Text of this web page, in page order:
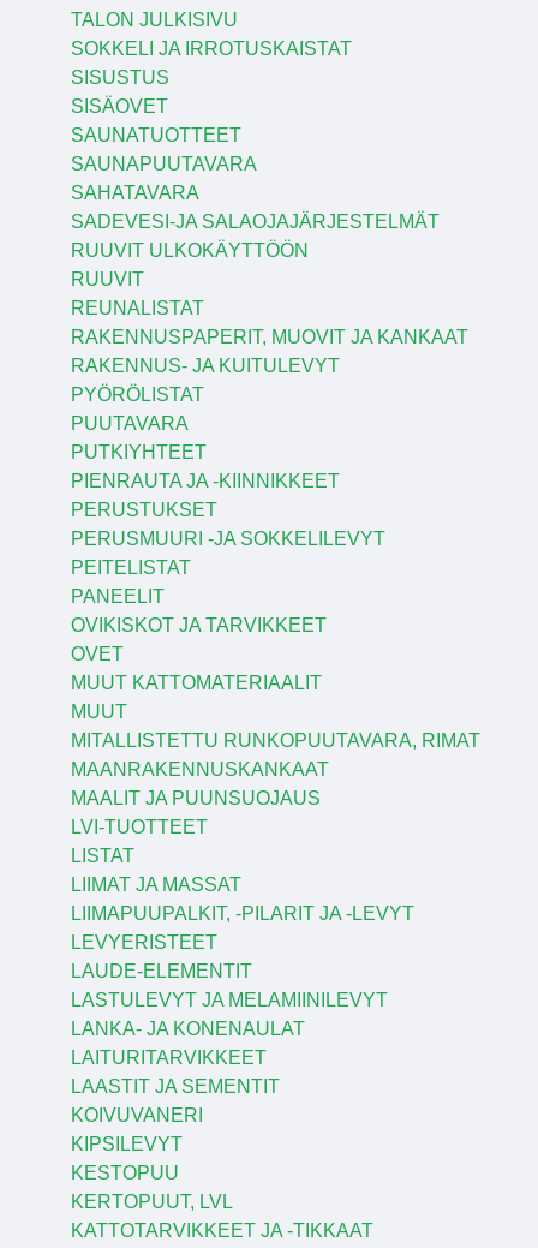
TALON JULKISIVU
SOKKELI JA IRROTUSKAISTAT
SISUSTUS
SISÄOVET
SAUNATUOTTEET
SAUNAPUUTAVARA
SAHATAVARA
SADEVESI-JA SALAOJAJÄRJESTELMÄT
RUUVIT ULKOKÄYTTÖÖN
RUUVIT
REUNALISTAT
RAKENNUSPAPERIT, MUOVIT JA KANKAAT
RAKENNUS- JA KUITULEVYT
PYÖRÖLISTAT
PUUTAVARA
PUTKIYHTEET
PIENRAUTA JA -KIINNIKKEET
PERUSTUKSET
PERUSMUURI -JA SOKKELILEVYT
PEITELISTAT
PANEELIT
OVIKISKOT JA TARVIKKEET
OVET
MUUT KATTOMATERIAALIT
MUUT
MITALLISTETTU RUNKOPUUTAVARA, RIMAT
MAANRAKENNUSKANKAAT
MAALIT JA PUUNSUOJAUS
LVI-TUOTTEET
LISTAT
LIIMAT JA MASSAT
LIIMAPUUPALKIT, -PILARIT JA -LEVYT
LEVYERISTEET
LAUDE-ELEMENTIT
LASTULEVYT JA MELAMIINILEVYT
LANKA- JA KONENAULAT
LAITURITARVIKKEET
LAASTIT JA SEMENTIT
KOIVUVANERI
KIPSILEVYT
KESTOPUU
KERTOPUUT, LVL
KATTOTARVIKKEET JA -TIKKAAT